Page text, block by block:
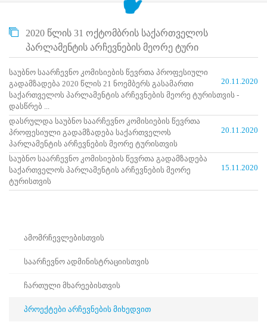
შესახებ
სტრუქტურული
ნორმატიული
სტრატეგიული
გეგმა
სამოქმედო
გეგმა
არჩევნების
სანდოობის
რისკების
მართვის
გეგმა
გენდერული
მემორანდუმი
ხარისხის
სიახლეები
ინფორმაცია
2020 წლის 31 ოქტომბრის საქართველოს
პარლამენტის არჩევნების მეორე ტური
20.11.2020
საუბნო საარჩევნო კომისიების წევრთა პროფესიული
გადამზადება 2020 წლის 21 ნოემბერს გასამართი
საქართველოს პარლამენტის არჩევნების მეორე ტურისთვის -
დასწრებ ...
20.11.2020
დასრულდა საუბნო საარჩევნო კომისიების წევრთა
პროფესიული გადამზადება საქართველოს
პარლამენტის არჩევნების მეორე ტურისთვის
15.11.2020
საუბნო საარჩევნო კომისიების წევრთა გადამზადება
საქართველოს პარლამენტის არჩევნების მეორე
ტურისთვის
ამომრჩევლებისთვის
საარჩევნო ადმინისტრაციისთვის
ჩართული მხარეებისთვის
პროექტები არჩევნების მიხედვით